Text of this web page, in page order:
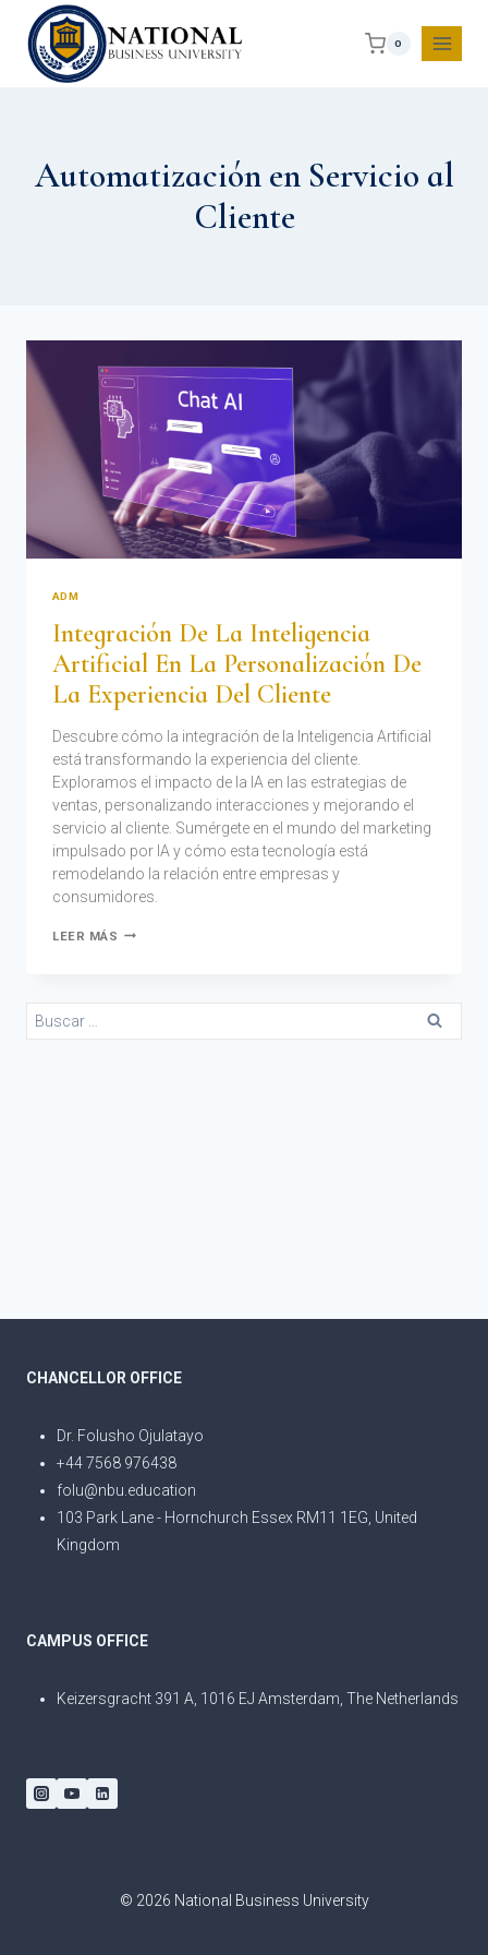
0
Automatización en Servicio al
Cliente
ADM
Integración De La Inteligencia
Artificial En La Personalización De
La Experiencia Del Cliente
Descubre cómo la integración de la Inteligencia Artificial
está transformando la experiencia del cliente.
Exploramos el impacto de la IA en las estrategias de
ventas, personalizando interacciones y mejorando el
servicio al cliente. Sumérgete en el mundo del marketing
impulsado por IA y cómo esta tecnología está
remodelando la relación entre empresas y
consumidores.
LEER MÁS
CHANCELLOR OFFICE
Dr. Folusho Ojulatayo
+44 7568 976438
folu@nbu.education
103 Park Lane - Hornchurch Essex RM11 1EG, United
Kingdom
CAMPUS OFFICE
Keizersgracht 391 A, 1016 EJ Amsterdam, The Netherlands
© 2026 National Business University